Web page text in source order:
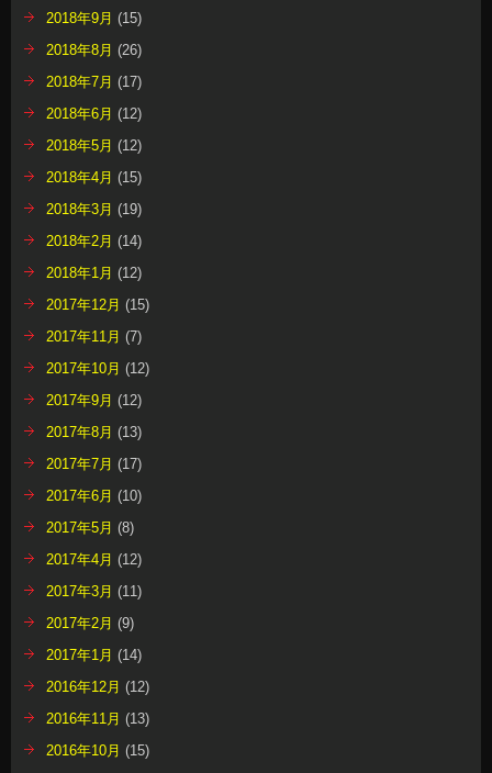
2018年9月 (15)
2018年8月 (26)
2018年7月 (17)
2018年6月 (12)
2018年5月 (12)
2018年4月 (15)
2018年3月 (19)
2018年2月 (14)
2018年1月 (12)
2017年12月 (15)
2017年11月 (7)
2017年10月 (12)
2017年9月 (12)
2017年8月 (13)
2017年7月 (17)
2017年6月 (10)
2017年5月 (8)
2017年4月 (12)
2017年3月 (11)
2017年2月 (9)
2017年1月 (14)
2016年12月 (12)
2016年11月 (13)
2016年10月 (15)